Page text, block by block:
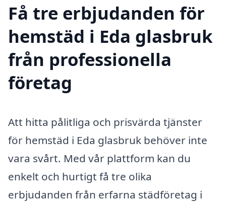
Få tre erbjudanden för
hemstäd i Eda glasbruk
från professionella
företag
Att hitta pålitliga och prisvärda tjänster
för hemstäd i Eda glasbruk behöver inte
vara svårt. Med vår plattform kan du
enkelt och hurtigt få tre olika
erbjudanden från erfarna städföretag i